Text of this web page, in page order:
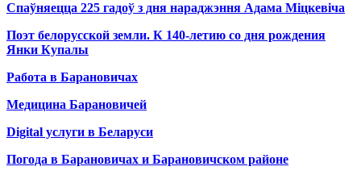
Спаўняецца 225 гадоў з дня нараджэння Адама Міцкевіча
Поэт белорусской земли. К 140-летию со дня рождения
Янки Купалы
Работа в Барановичах
Медицина Барановичей
Digital услуги в Беларуси
Погода в Барановичах и Барановичском районе